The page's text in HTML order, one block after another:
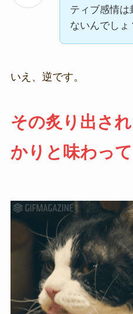
ティブ感情は
ないんでしょ
いえ、逆です。
その炙り出さ
かりと味わって